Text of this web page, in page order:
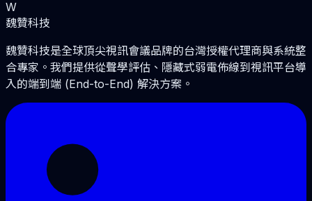
W
魏贊科技
魏贊科技是全球頂尖視訊會議品牌的台灣授權代理商與系統整
合專家。我們提供從聲學評估、隱藏式弱電佈線到視訊平台導
入的端到端 (End-to-End) 解決方案。